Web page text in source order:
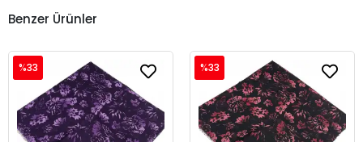
Benzer Ürünler
%33 %33